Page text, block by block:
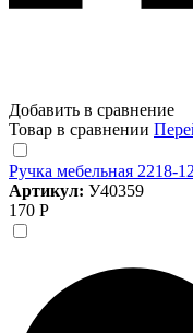
Добавить в сравнение
Товар в сравнении
Ручка мебельная 2218-
Артикул: У40359
170 Р